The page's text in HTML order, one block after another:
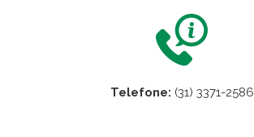
Telefone: (31) 3371-2586